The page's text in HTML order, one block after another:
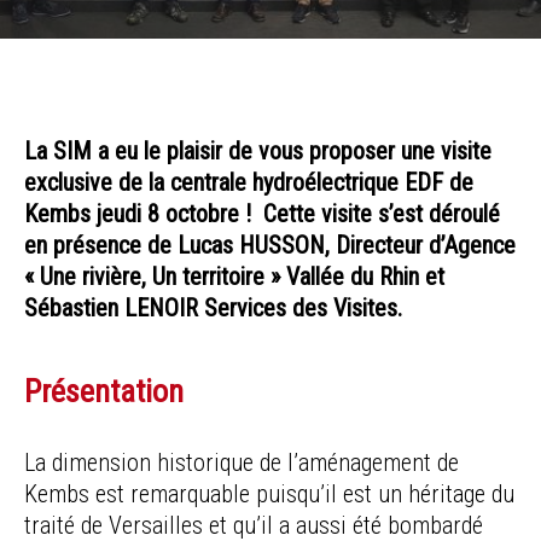
La SIM a eu le plaisir de vous proposer une visite
exclusive de la centrale hydroélectrique EDF de
Kembs jeudi 8 octobre ! Cette visite s’est déroulé
en présence de Lucas HUSSON, Directeur d’Agence
« Une rivière, Un territoire » Vallée du Rhin et
Sébastien LENOIR Services des Visites.
Présentation
La dimension historique de l’aménagement de
Kembs est remarquable puisqu’il est un héritage du
traité de Versailles et qu’il a aussi été bombardé